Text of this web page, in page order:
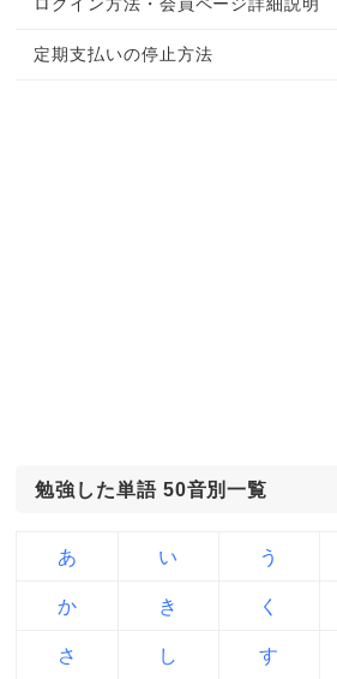
定期支払いの停止方法
勉強した単語 50音別一覧
あ い う
か き く
さ し す